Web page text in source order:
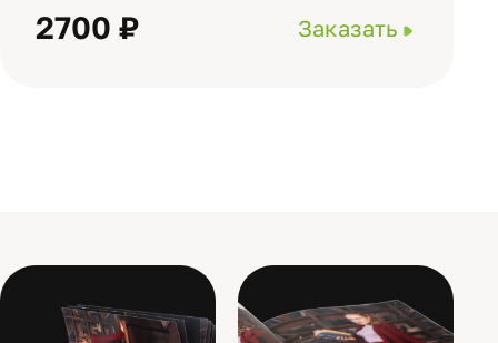
2700 ₽ Заказать